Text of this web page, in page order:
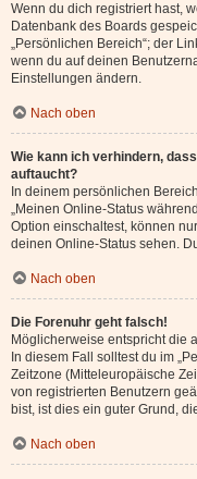
Wenn du dich registriert hast,
Datenbank des Boards
„Persönlichen Bereich“; der
wenn du auf deinen
Einstellungen ändern.
Nach oben
Wie kann ich verhindern,
auftaucht?
In deinem persönlichen
„Meinen Online-Status
Option einschaltest, können
deinen Online-Status sehen.
Nach oben
Die Forenuhr geht falsch!
Möglicherweise entspricht die
In diesem Fall solltest du im
Zeitzone (Mitteleuropäische
von registrierten Benutzern
bist, ist dies ein guter Grund,
Nach oben